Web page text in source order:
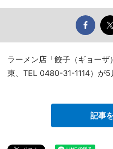
ラーメン店「餃子（ギョー
東、TEL 0480-31-1114）が5
記事